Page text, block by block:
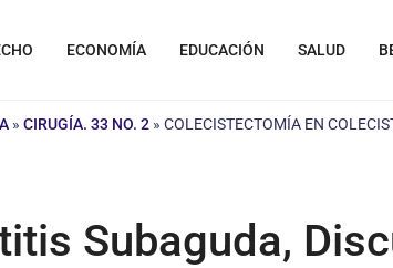
ECONOMÍA EDUCACIÓN SALUD
» CIRUGÍA. 33 NO. 2 » COLECISTECTOMÍA EN
Subaguda,